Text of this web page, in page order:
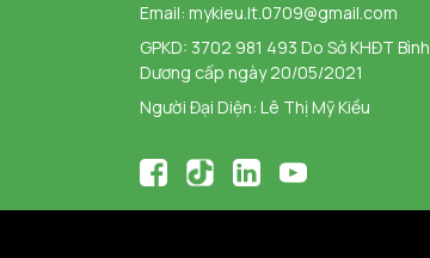
Email: mykieu.lt.0709@gmail.com
GPKD: 3702 981 493 Do Sở KHĐT Bình
Dương cấp ngày 20/05/2021
Người Đại Diện: Lê Thị Mỹ Kiều